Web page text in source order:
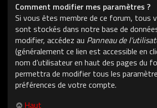
Comment modifier mes paramètres ?
Si vous êtes membre de ce forum, tous
sont stockés dans notre base de
modifier, accédez au Panneau de
(généralement ce lien est accessible en
nom d’utilisateur en haut des pages du
permettra de modifier tous les
préférences de votre compte.
Haut